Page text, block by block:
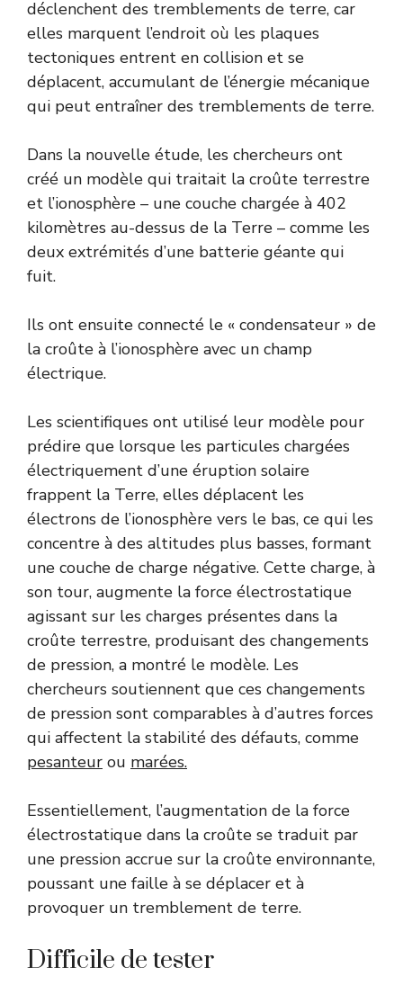
déclenchent des tremblements de terre, car
elles marquent l’endroit où les plaques
tectoniques entrent en collision et se
déplacent, accumulant de l’énergie mécanique
qui peut entraîner des tremblements de terre.
Dans la nouvelle étude, les chercheurs ont
créé un modèle qui traitait la croûte terrestre
et l’ionosphère – une couche chargée à 402
kilomètres au-dessus de la Terre – comme les
deux extrémités d’une batterie géante qui
fuit.
Ils ont ensuite connecté le « condensateur » de
la croûte à l’ionosphère avec un champ
électrique.
Les scientifiques ont utilisé leur modèle pour
prédire que lorsque les particules chargées
électriquement d’une éruption solaire
frappent la Terre, elles déplacent les
électrons de l’ionosphère vers le bas, ce qui les
concentre à des altitudes plus basses, formant
une couche de charge négative. Cette charge, à
son tour, augmente la force électrostatique
agissant sur les charges présentes dans la
croûte terrestre, produisant des changements
de pression, a montré le modèle. Les
chercheurs soutiennent que ces changements
de pression sont comparables à d’autres forces
qui affectent la stabilité des défauts, comme
pesanteur ou marées.
Essentiellement, l’augmentation de la force
électrostatique dans la croûte se traduit par
une pression accrue sur la croûte environnante,
poussant une faille à se déplacer et à
provoquer un tremblement de terre.
Difficile de tester